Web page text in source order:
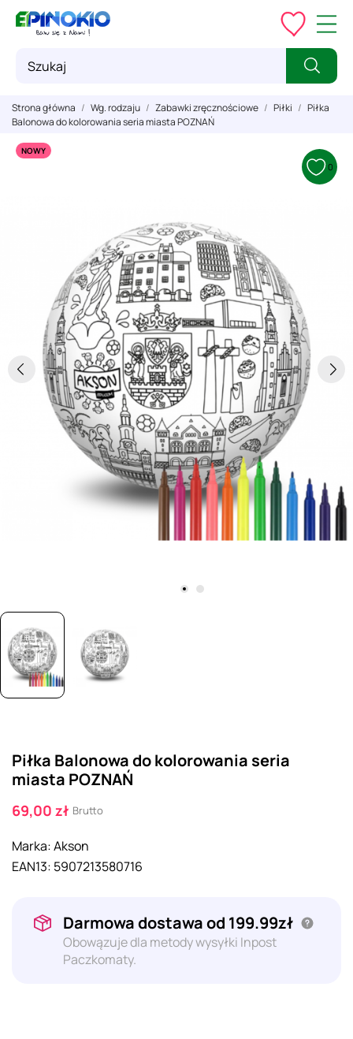
Strona główna Wg. rodzaju Zabawki zręcznościowe Piłki
Piłka
Balonowa do kolorowania seria miasta POZNAŃ
NOWY
0
Piłka Balonowa do kolorowania seria
miasta POZNAŃ
69,00 zł Brutto
Marka:Akson
EAN13: 5907213580716
Darmowa dostawa od 199.99zł
Obowązuje dla metody wysyłki Inpost
Paczkomaty.